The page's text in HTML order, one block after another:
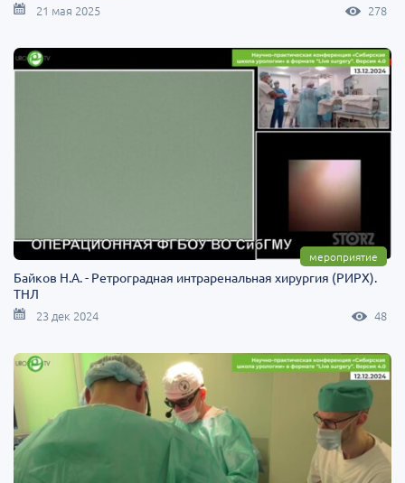
21 мая 2025 278
мероприятие
Байков Н.А. - Ретроградная интраренальная хирургия (РИРХ).
ТНЛ
23 дек 2024 48